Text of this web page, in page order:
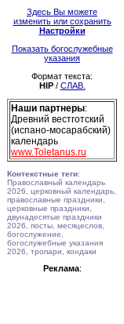
Здесь Вы можете
изменить или сохранить
Настройки
Показать богослужебные
указания
Формат текста:
HIP/ СЛАВ.
Наши партнеры:
Древний вестготский
(испано-мосарабский)
календарь
www.Toletanus.ru
Контекстные теги:
Православный календарь
2026, церковный календарь,
православные праздники,
церковные праздники,
двунадесятые праздники
2026, посты, месяцеслов,
богослужение,
богослужебные указания
2026, тропари, кондаки
Реклама: